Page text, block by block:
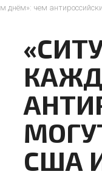
днём»: чем
США